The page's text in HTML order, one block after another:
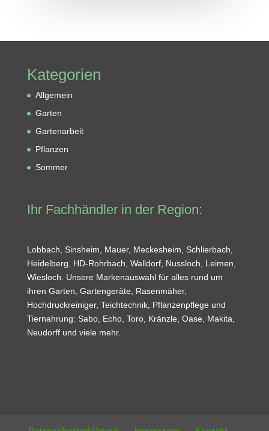
Kategorien
Allgemein
Garten
Gartenarbeit
Pflanzen
Sommer
Ihr Fachhändler in der Region:
Lobbach, Sinsheim, Mauer, Meckesheim, Schlierbach,
Heidelberg, HD-Rohrbach, Walldorf, Nussloch, Leimen,
Wiesloch. Unsere Markenauswahl für alles rund um
ihren Garten, Gartengeräte, Rasenmäher,
Hochdruckreiniger, Teichtechnik, Pflanzenpflege und
Tiernahrung: Sabo, Echo, Toro, Kränzle, Oase, Makita,
Neudorff und viele mehr.